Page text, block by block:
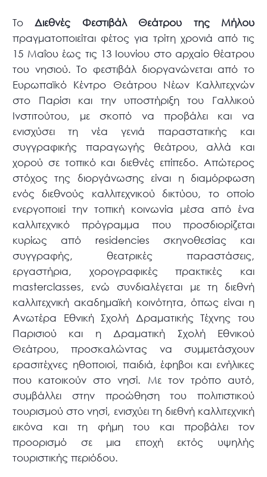
Το Διεθνές Φεστιβάλ Θεάτρου της Μήλου
πραγματοποιείται φέτος για τρίτη χρονιά από τις
15 Μαΐου έως τις 13 Ιουνίου στο αρχαίο θέατρου
του νησιού. Το φεστιβάλ διοργανώνεται από το
Ευρωπαϊκό Κέντρο Θεάτρου Νέων Καλλιτεχνών
στο Παρίσι και την υποστήριξη του Γαλλικού
Ινστιτούτου, με σκοπό να προβάλει και να
ενισχύσει τη νέα γενιά παραστατικής και
συγγραφικής παραγωγής θεάτρου, αλλά και
χορού σε τοπικό και διεθνές επίπεδο. Απώτερος
στόχος της διοργάνωσης είναι η διαμόρφωση
ενός διεθνούς καλλιτεχνικού δικτύου, το οποίο
ενεργοποιεί την τοπική κοινωνία μέσα από ένα
καλλιτεχνικό πρόγραμμα που προσδιορίζεται
κυρίως από residencies σκηνοθεσίας και
συγγραφής, θεατρικές παραστάσεις,
εργαστήρια, χορογραφικές πρακτικές και
masterclasses, ενώ συνδιαλέγεται με τη διεθνή
καλλιτεχνική ακαδημαϊκή κοινότητα, όπως είναι η
Ανωτέρα Εθνική Σχολή Δραματικής Τέχνης του
Παρισιού και η Δραματική Σχολή Εθνικού
Θεάτρου, προσκαλώντας να συμμετάσχουν
ερασιτέχνες ηθοποιοί, παιδιά, έφηβοι και ενήλικες
που κατοικούν στο νησί. Με τον τρόπο αυτό,
συμβάλλει στην προώθηση του πολιτιστικού
τουρισμού στο νησί, ενισχύει τη διεθνή καλλιτεχνική
εικόνα και τη φήμη του και προβάλει τον
προορισμό σε μια εποχή εκτός υψηλής
τουριστικής περιόδου.